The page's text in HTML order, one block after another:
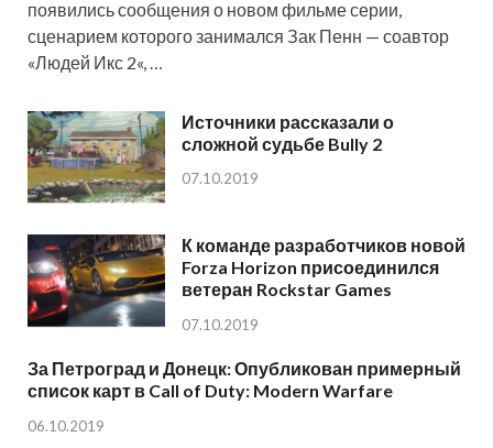
появились сообщения о новом фильме серии,
сценарием которого занимался Зак Пенн — соавтор
«Людей Икс 2«, …
Источники рассказали о
сложной судьбе Bully 2
07.10.2019
К команде разработчиков новой
Forza Horizon присоединился
ветеран Rockstar Games
07.10.2019
За Петроград и Донецк: Опубликован примерный
список карт в Call of Duty: Modern Warfare
06.10.2019